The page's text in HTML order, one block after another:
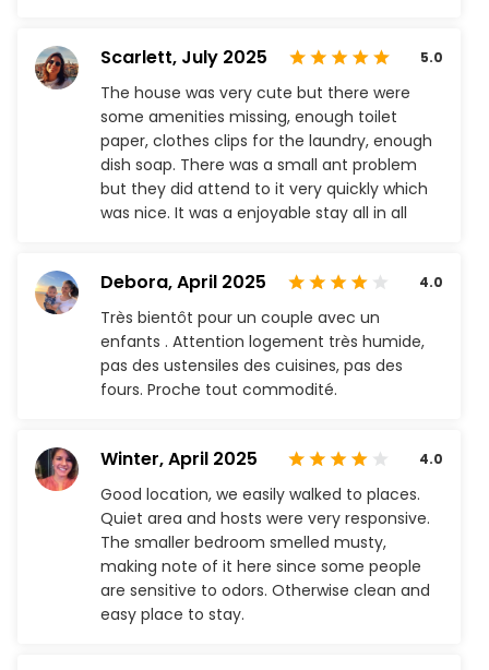
Scarlett, July 2025 5.0
The house was very cute but there were
some amenities missing, enough toilet
paper, clothes clips for the laundry, enough
dish soap. There was a small ant problem
but they did attend to it very quickly which
was nice. It was a enjoyable stay all in all
Debora,April 2025 4.0
Très bientôt pour un couple avec un
enfants . Attention logement très humide,
pas des ustensiles des cuisines, pas des
fours. Proche tout commodité.
Winter,April 2025 4.0
Good location, we easily walked to places.
Quiet area and hosts were very responsive.
The smaller bedroom smelled musty,
making note of it here since some people
are sensitive to odors. Otherwise clean and
easy place to stay.